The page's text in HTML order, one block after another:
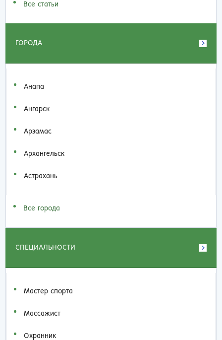
Все статьи
ГОРОДА
Анапа
Ангарск
Арзамас
Архангельск
Астрахань
Все города
СПЕЦИАЛЬНОСТИ
Мастер спорта
Массажист
Охранник